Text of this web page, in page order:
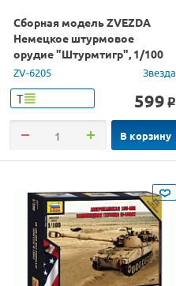
Сборная модель ZVEZDA
Немецкое штурмовое
орудие "Штурмтигр", 1/100
ZV-6205 Звезда
Т 599 o
В корзину